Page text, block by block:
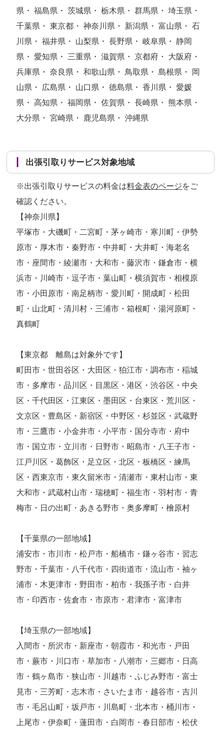
県・ 福島県・ 茨城県・ 栃木県・ 群馬県・ 埼玉県・
千葉県・ 東京都・ 神奈川県・ 新潟県・ 富山県・ 石
川県・ 福井県・ 山梨県・ 長野県・ 岐阜県・ 静岡
県・ 愛知県・ 三重県・ 滋賀県・ 京都府・ 大阪府・
兵庫県・ 奈良県・ 和歌山県・ 鳥取県・ 島根県・ 岡
山県・ 広島県・ 山口県・ 徳島県・ 香川県・ 愛媛
県・ 高知県・ 福岡県・ 佐賀県・ 長崎県・ 熊本県・
大分県・ 宮崎県・ 鹿児島県・ 沖縄県
出張引取りサービス対象地域
※出張引取りサービスの料金は料金表のページをご
確認ください。
【神奈川県】
平塚市・大磯町・二宮町・茅ヶ崎市・寒川町・伊勢
原市・厚木市・秦野市・中井町・大井町・海老名
市・座間市・綾瀬市・大和市・藤沢市・鎌倉市・横
浜市・川崎市・逗子市・葉山町・横須賀市・相模原
市・小田原市・南足柄市・愛川町・開成町・松田
町・山北町・清川村・三浦市・箱根町・湯河原町・
真鶴町
【東京都 離島は対象外です】
町田市・世田谷区・大田区・狛江市・調布市・稲城
市・多摩市・品川区・目黒区・港区・渋谷区・中央
区・千代田区・江東区・墨田区・台東区・荒川区・
文京区・豊島区・新宿区・中野区・杉並区・武蔵野
市・三鷹市・小金井市・小平市・国分寺市・府中
市・国立市・立川市・日野市・昭島市・八王子市・
江戸川区・葛飾区・足立区・北区・板橋区・練馬
区・西東京市・東久留米市・清瀬市・東村山市・東
大和市・武蔵村山市・瑞穂町・福生市・羽村市・青
梅市・日の出町・あきる野市・奥多摩町・檜原村
【千葉県の一部地域】
浦安市・市川市・松戸市・船橋市・鎌ヶ谷市・習志
野市・千葉市・八千代市・四街道市・流山市・袖ヶ
浦市・木更津市・野田市・柏市・我孫子市・白井
市・印西市・佐倉市・市原市・君津市・富津市
【埼玉県の一部地域】
入間市・所沢市・新座市・朝霞市・和光市・戸田
市・蕨市・川口市・草加市・八潮市・三郷市・日高
市・鶴ヶ島市・狭山市・川越市・ふじみ野市・富士
見市・三芳町・志木市・さいたま市・越谷市・吉川
市・毛呂山町・坂戸市・川島町・北本市・桶川市・
上尾市・伊奈町・蓮田市・白岡市・春日部市・松伏